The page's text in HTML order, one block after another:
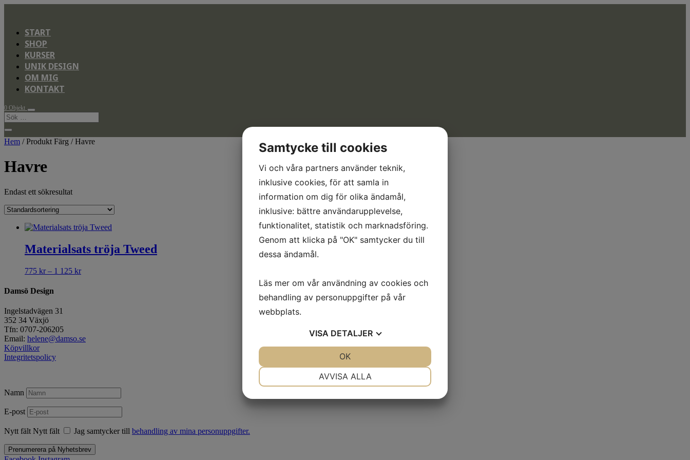
START
SHOP
KURSER
UNIK DESIGN
OM MIG
KONTAKT
0 Objekt
Hem / Produkt Färg / Havre
Havre
Endast ett sökresultat
Materialsats tröja Tweed
775 kr – 1 125 krPrisintervall:
Damsö Design
Ingelstadvägen 31
352 34 Växjö
Tfn: 0707-206205
Email: helene@damso.se
Köpvillkor
Integritetspolicy
Namn
E-post
Nytt fält Nytt fält Jag samtycker till behandling av mina personuppgifter.
Prenumerera på Nyhetsbrev
Samtycke till cookies
Vi och våra partners använder teknik,
inklusive cookies, för att samla in
information om dig för olika ändamål,
inklusive: bättre användarupplevelse,
funktionalitet, statistik och marknadsföring.
Genom att klicka på "OK" samtycker du till
dessa ändamål.
Läs mer om vår användning av cookies och
behandling av personuppgifter på vår
webbplats.
VISA DETALJER
AVVISA ALLA
OK